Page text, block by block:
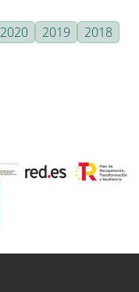
2020 2019
2018